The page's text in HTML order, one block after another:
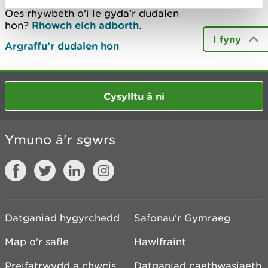
Oes rhywbeth o’i le gyda’r dudalen
hon? Rhowch eich adborth.
Argraffu’r dudalen hon
I fyny
Cysylltu â ni
Ymuno â'r sgwrs
Datganiad hygyrchedd
Safonau'r Gymraeg
Map o'r safle
Hawlfraint
Preifatrwydd a chwcis
Datganiad caethwasiaeth